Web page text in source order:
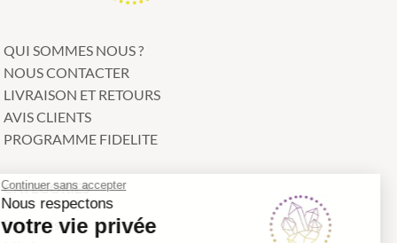
QUI SOMMES NOUS ?
NOUS CONTACTER
LIVRAISON ET RETOURS
AVIS CLIENTS
PROGRAMME FIDELITE
CATEGORIES
Bracelets
Continuer sans accepter
Nous respectons
votre vie privée